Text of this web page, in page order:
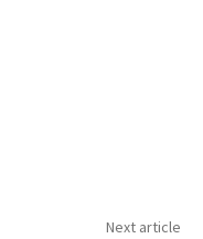
Next article